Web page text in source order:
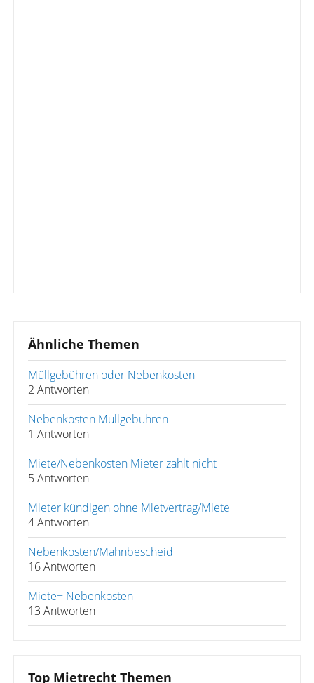
Ähnliche Themen
Müllgebühren oder Nebenkosten
2 Antworten
Nebenkosten Müllgebühren
1 Antworten
Miete/Nebenkosten Mieter zahlt nicht
5 Antworten
Mieter kündigen ohne Mietvertrag/Miete
4 Antworten
Nebenkosten/Mahnbescheid
16 Antworten
Miete+ Nebenkosten
13 Antworten
Top Mietrecht Themen